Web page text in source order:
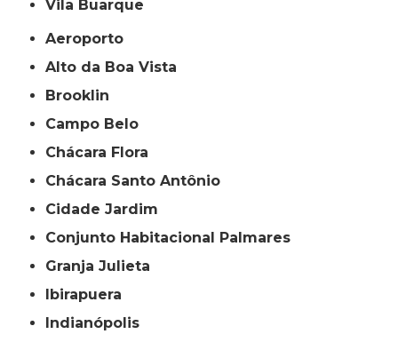
Vila Buarque
Aeroporto
Alto da Boa Vista
Brooklin
Campo Belo
Chácara Flora
Chácara Santo Antônio
Cidade Jardim
Conjunto Habitacional Palmares
Granja Julieta
Ibirapuera
Indianópolis